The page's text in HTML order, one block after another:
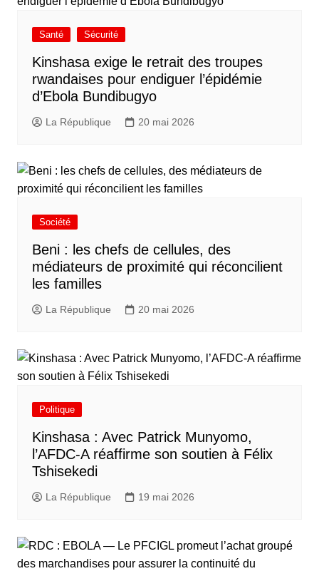
Santé Sécurité
Kinshasa exige le retrait des troupes
rwandaises pour endiguer l’épidémie
d’Ebola Bundibugyo
La République 20 mai 2026
Société
Beni : les chefs de cellules, des
médiateurs de proximité qui réconcilient
les familles
La République 20 mai 2026
Politique
Kinshasa : Avec Patrick Munyomo,
l’AFDC-A réaffirme son soutien à Félix
Tshisekedi
La République 19 mai 2026